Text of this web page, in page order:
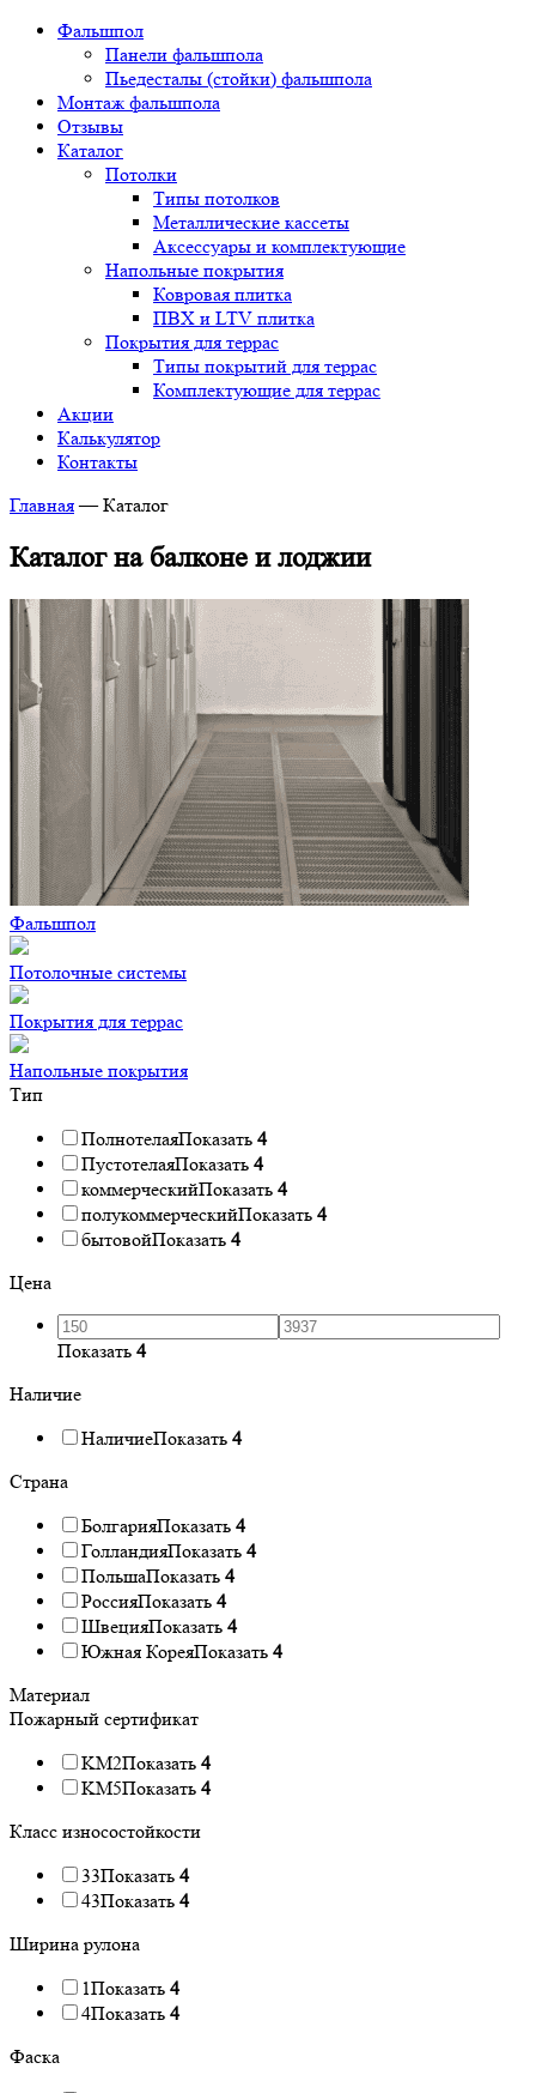
Фальшпол
Панели фальшпола
Пьедесталы (стойки) фальшпола
Монтаж фальшпола
Отзывы
Каталог
Потолки
Типы потолков
Металлические кассеты
Аксессуары и комплектующие
Напольные покрытия
Ковровая плитка
ПВХ и LTV плитка
Покрытия для террас
Типы покрытий для террас
Комплектующие для террас
Акции
Калькулятор
Контакты
Главная — Каталог
Каталог на балконе и лоджии
Фальшпол
Потолочные системы
Покрытия для террас
Напольные покрытия
Тип
ПолнотелаяПоказать 4
ПустотелаяПоказать 4
коммерческийПоказать 4
полукоммерческийПоказать 4
бытовойПоказать 4
Цена
Показать 4
Наличие
НаличиеПоказать 4
Страна
БолгарияПоказать 4
ГолландияПоказать 4
ПольшаПоказать 4
РоссияПоказать 4
ШвецияПоказать 4
Южная КореяПоказать 4
Материал
Пожарный сертификат
KM2Показать 4
KM5Показать 4
Класс износостойкости
33Показать 4
43Показать 4
Ширина рулона
1Показать 4
4Показать 4
Фаска